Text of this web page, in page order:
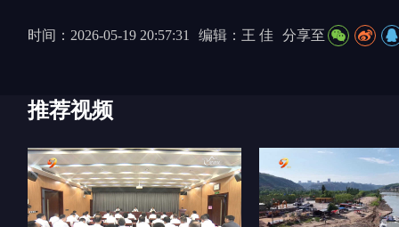
时间：2026-05-19 20:57:31 编辑：王 佳 分享至
推荐视频